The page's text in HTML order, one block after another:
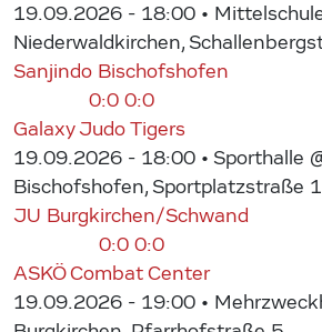
19.09.2026 - 18:00 •
Niederwaldkirchen,
Sanjindo Bischofshofen
0:0 0:0
Galaxy Judo Tigers
19.09.2026 - 18:00 • Sporthalle
Bischofshofen, Sportplatzstraße
JU Burgkirchen/Schwand
0:0 0:0
ASKÖ Combat Center
19.09.2026 - 19:00 •